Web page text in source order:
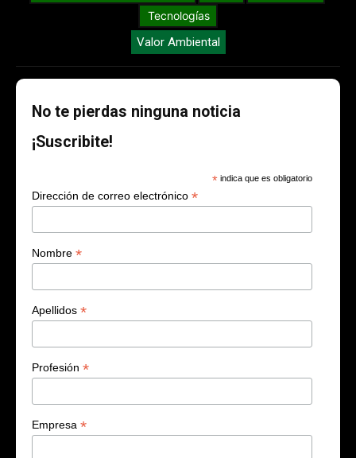
Tecnologías
Valor Ambiental
No te pierdas ninguna noticia
¡Suscribite!
* indica que es obligatorio
Dirección de correo electrónico *
Nombre *
Apellidos *
Profesión *
Empresa *